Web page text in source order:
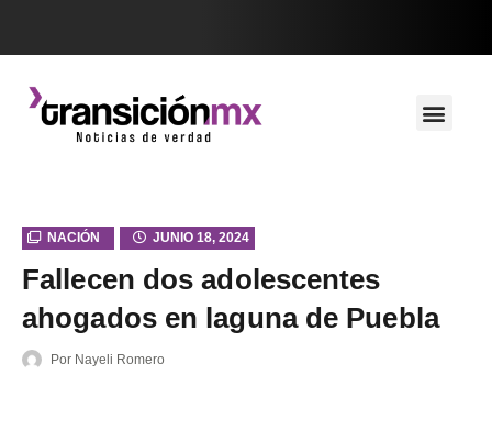
NACIÓN JUNIO 18, 2024
Fallecen dos adolescentes
ahogados en laguna de Puebla
Por Nayeli Romero